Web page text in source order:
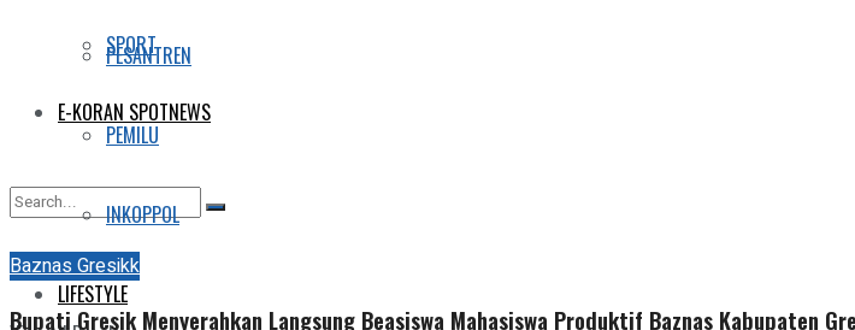
SPORT
E-KORAN SPOTNEWS
No Result
PESANTREN
PEMILU
INKOPPOL
LIFESTYLE
Baznas Gresikk
Bupati Gresik Menyerahkan Langsung Beasiswa Mahasiswa Produktif Baznas Kabupaten